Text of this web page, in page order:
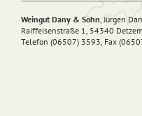
Weingut Dany & Sohn, Jürgen
Raiffeisenstraße 1, 54340
Telefon (06507) 3593, Fax